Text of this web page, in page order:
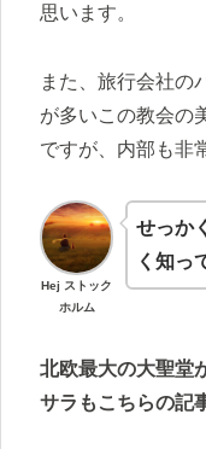
思います。
また、旅行会社の
が多いこの教会の
ですが、内部も非
Hej ストック
ホルム
せっか
く知っ
北欧最大の大聖堂
サラもこちらの記